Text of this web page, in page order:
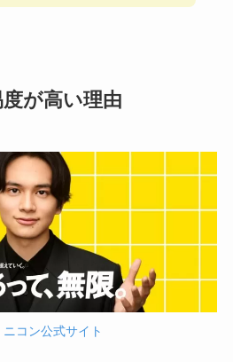
が高い理由
ニコン公式サイト